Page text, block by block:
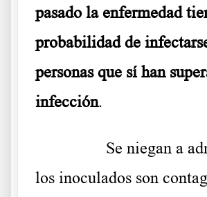
pasado la enfermedad
probabilidad de
personas que sí han
infección.
Se niegan a
los inoculados son